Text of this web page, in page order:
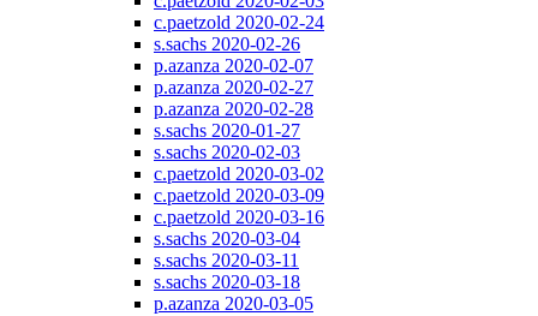
c.paetzold 2020-02-24
s.sachs 2020-02-26
p.azanza 2020-02-07
p.azanza 2020-02-27
p.azanza 2020-02-28
s.sachs 2020-01-27
s.sachs 2020-02-03
c.paetzold 2020-03-02
c.paetzold 2020-03-09
c.paetzold 2020-03-16
s.sachs 2020-03-04
s.sachs 2020-03-11
s.sachs 2020-03-18
p.azanza 2020-03-05